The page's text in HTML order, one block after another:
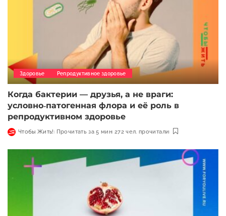
Здоровье Репродуктивное здоровье
Когда бактерии — друзья, а не враги:
условно‑патогенная флора и её роль в
репродуктивном здоровье
Чтобы Жить! Прочитать за 5 мин 272 чел. прочитали